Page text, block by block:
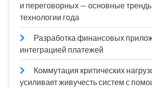
и переговорных — основные
технологии года
Разработка финансовых
интеграцией платежей
Коммутация критических
усиливает живучесть систем с